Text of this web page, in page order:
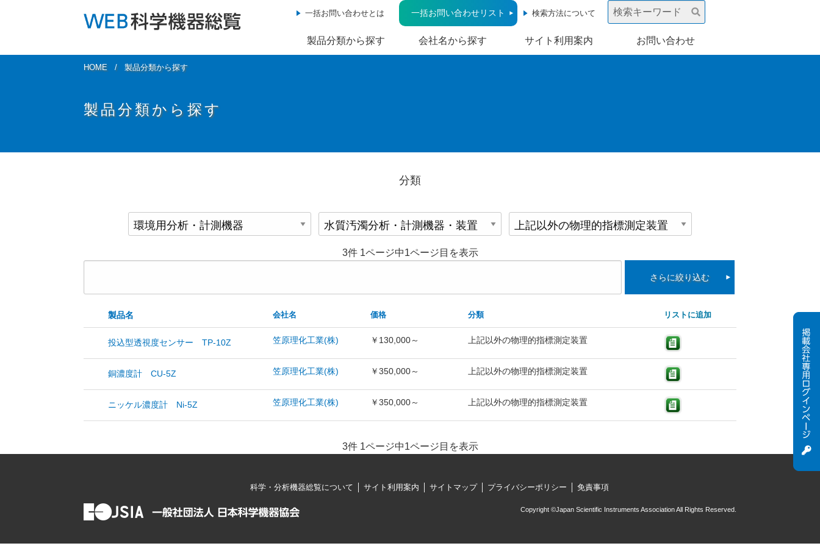
一括お問い合わせとは 一括お問い合わせリスト 検索方法について
製品分類から探す 会社名から探す サイト利用案内 お問い合わせ
HOME 製品分類から探す
製品分類から探す
分類
3件 1ページ中1ページ目を表示
さらに絞り込む
製品名 会社名 価格 分類 リストに追加
投込型透視度センサー TP-10Z 笠原理化工業(株) ￥130,000～ 上記以外の物理的指標測定装置
銅濃度計 CU-5Z 笠原理化工業(株) ￥350,000～ 上記以外の物理的指標測定装置
ニッケル濃度計 Ni-5Z 笠原理化工業(株) ￥350,000～ 上記以外の物理的指標測定装置
3件 1ページ中1ページ目を表示
科学・分析機器総覧について サイト利用案内 サイトマップ プライバシーポリシー 免責事項
Copyright ©Japan Scientific Instruments Association All Rights Reserved.